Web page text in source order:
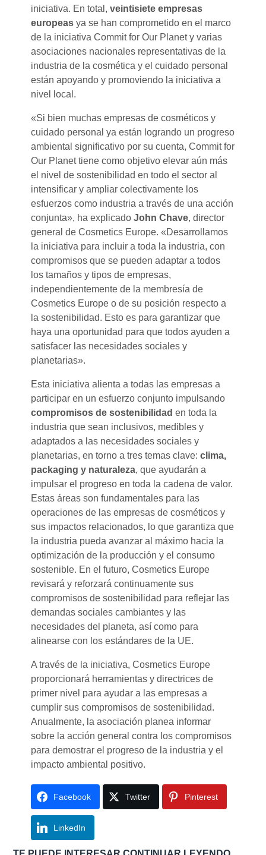
iniciativa. En total,veintisiete empresas
europeas ya se han comprometido en el marco
de la iniciativa Commit for Our Planet y varias
asociaciones nacionales representativas de la
industria de la cosmética y el cuidado personal
están apoyando y promoviendo la iniciativa a
nivel local.
«Si bien muchas empresas de cosméticos y
cuidado personal ya están logrando un progreso
ambiental significativo por su cuenta, Commit for
Our Planet tiene como objetivo elevar aún más
el nivel de sostenibilidad en todo el sector al
intensificar y ampliar colectivamente los
esfuerzos como industria a través de una acción
conjunta», ha explicadoJohn Chave, director
general de Cosmetics Europe. «Desarrollamos
la iniciativa para incluir a toda la industria, con
compromisos que se pueden adaptar a todos
los tamaños y tipos de empresas,
independientemente de la membresía de
Cosmetics Europe o de su posición respecto a
la sostenibilidad. Esto es para garantizar que
haya una oportunidad para que todos ayuden a
satisfacer las necesidades sociales y
planetarias».
Esta iniciativa alienta a todas las empresas a
participar en un esfuerzo conjunto impulsando
compromisos de sostenibilidad en toda la
industria que sean inclusivos, medibles y
adaptados a las necesidades sociales y
planetarias, en torno a tres temas clave:clima,
packaging y naturaleza, que ayudarán a
impulsar el progreso en toda la cadena de valor.
Estas áreas son fundamentales para las
operaciones de las empresas de cosméticos y
sus impactos relacionados, lo que garantiza que
la industria pueda avanzar al máximo hacia la
optimización de la producción y el consumo
sostenible. En el futuro, Cosmetics Europe
revisará y reforzará continuamente sus
compromisos de sostenibilidad para reflejar las
demandas sociales cambiantes y las
necesidades del planeta, así como para
alinearse con los estándares de la UE.
A través de la iniciativa, Cosmetics Europe
proporcionará herramientas y directrices de
primer nivel para ayudar a las empresas a
cumplir sus compromisos de sostenibilidad.
Anualmente, la asociación planea informar
sobre la acción general contra los compromisos
para demostrar el progreso de la industria y el
impacto ambiental positivo.
Facebook Twitter Pinterest
LinkedIn